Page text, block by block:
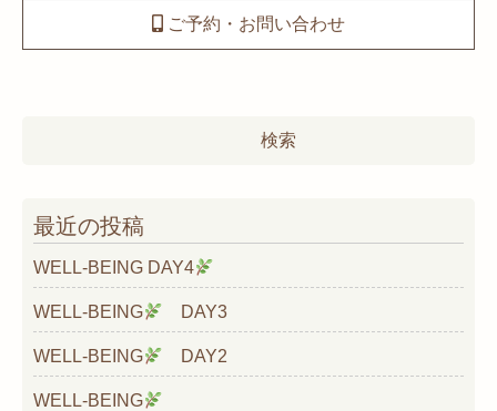
ご予約・お問い合わせ
最近の投稿
WELL-BEING DAY4
WELL-BEING DAY3
WELL-BEING DAY2
WELL-BEING